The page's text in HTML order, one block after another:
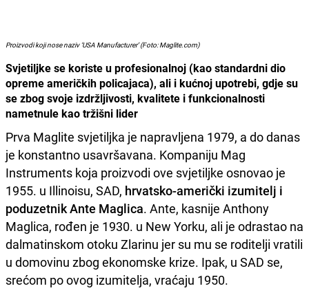
Proizvodi koji nose naziv ‘USA Manufacturer’ (Foto: Maglite.com)
Svjetiljke se koriste u profesionalnoj (kao standardni dio
opreme američkih policajaca), ali i kućnoj upotrebi, gdje su
se zbog svoje izdržljivosti, kvalitete i funkcionalnosti
nametnule kao tržišni lider
Prva Maglite svjetiljka je napravljena 1979, a do danas
je konstantno usavršavana. Kompaniju Mag
Instruments koja proizvodi ove svjetiljke osnovao je
1955. u Illinoisu, SAD, hrvatsko-američki izumitelj i
poduzetnik Ante Maglica. Ante, kasnije Anthony
Maglica, rođen je 1930. u New Yorku, ali je odrastao na
dalmatinskom otoku Zlarinu jer su mu se roditelji vratili
u domovinu zbog ekonomske krize. Ipak, u SAD se,
srećom po ovog izumitelja, vraćaju 1950.